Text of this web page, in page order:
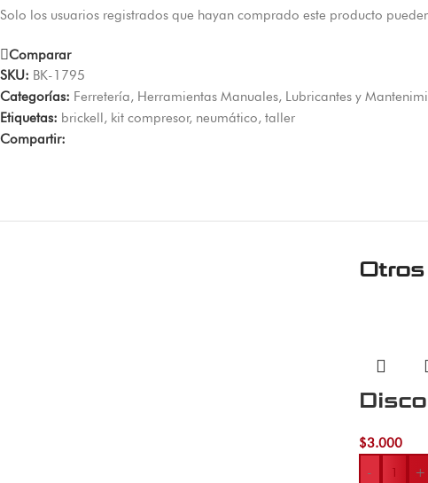
Solo los usuarios registrados que hayan comprado este producto
Comparar
SKU: BK-1795
Categorías: Ferretería, Herramientas Manuales, Lubricantes y
Etiquetas: brickell, kit compresor, neumático, taller
Compartir:
$3.000
-
+